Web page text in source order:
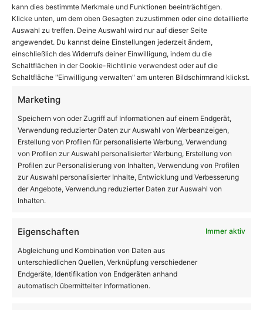
kann dies bestimmte Merkmale und Funktionen beeinträchtigen.
Klicke unten, um dem oben Gesagten zuzustimmen oder eine detaillierte
Auswahl zu treffen. Deine Auswahl wird nur auf dieser Seite
angewendet. Du kannst deine Einstellungen jederzeit ändern,
einschließlich des Widerrufs deiner Einwilligung, indem du die
Schaltflächen in der Cookie-Richtlinie verwendest oder auf die
Schaltfläche "Einwilligung verwalten" am unteren Bildschirmrand klickst.
Marketing
Speichern von oder Zugriff auf Informationen auf einem Endgerät,
Verwendung reduzierter Daten zur Auswahl von Werbeanzeigen,
Erstellung von Profilen für personalisierte Werbung, Verwendung
von Profilen zur Auswahl personalisierter Werbung, Erstellung von
Profilen zur Personalisierung von Inhalten, Verwendung von Profilen
zur Auswahl personalisierter Inhalte, Entwicklung und Verbesserung
der Angebote, Verwendung reduzierter Daten zur Auswahl von
Inhalten.
Eigenschaften Immer aktiv
Abgleichung und Kombination von Daten aus
unterschiedlichen Quellen, Verknüpfung verschiedener
Endgeräte, Identifikation von Endgeräten anhand
automatisch übermittelter Informationen.